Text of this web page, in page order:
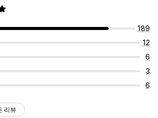
189
12
6
3
6
리뷰